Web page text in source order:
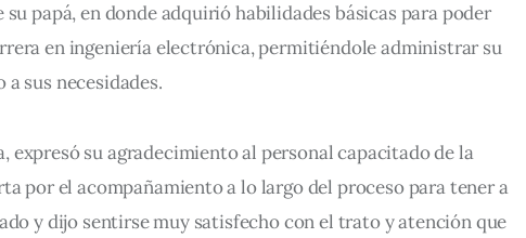
papá, en donde adquirió habilidades básicas para poder
en ingeniería electrónica, permitiéndole administrar su
sus necesidades.
expresó su agradecimiento al personal capacitado de la
por el acompañamiento a lo largo del proceso para tener a
y dijo sentirse muy satisfecho con el trato y atención que